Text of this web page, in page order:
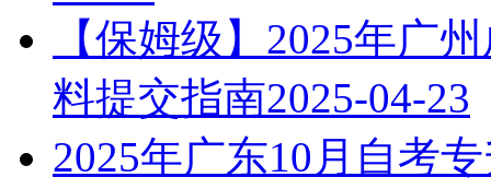
【保姆级】2025年广
料提交指南2025-04-23
2025年广东10月自考